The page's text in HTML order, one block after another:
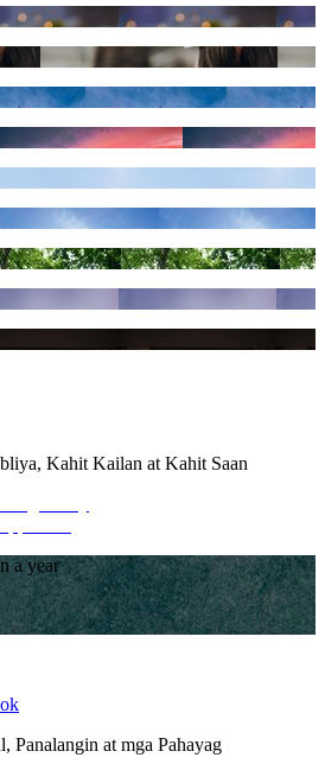
Kahit Kailan at Kahit Saan
a year
Panalangin at mga Pahayag